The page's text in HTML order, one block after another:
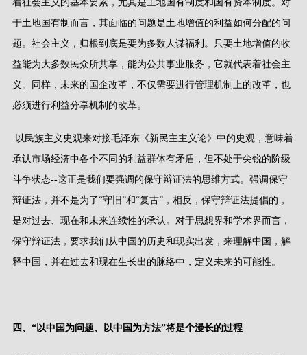
着社会主义的基本要素，尤其是土地国有制度和国有资本制度。对
于土地国有制而言，其面临的问题是土地增值的利益如何分配的问
题。社会主义，归根到底是要为多数人谋福利。只要土地增值的收
益能为大多数民众所共享，能为公共事业服务，它就代表着社会主
义。同样，未来的国企改革，不仅需要进行管理机制上的改革，也
必须进行利益分享机制的改革。
以民族主义史观来对接毛泽东《新民主主义论》中的史观，意味着
承认市场经济中各个不同的利益群体有矛盾，但不处于尖锐的阶级
斗争状态--这正是我们要强调的保守辩证法的思维方式。强调保守
辩证法，并不是为了“守旧”和“复古” ，相反，保守辩证法提倡的，
是对过去、现在和未来连续性的承认。对于思想界和学术界而言，
保守辩证法，要求我们从中国的历史和现实出发，来理解中国，解
释中国，并在过去和现在生长出的脉络中，定义未来的可能性。
四、 “以中国为问题、以中国为方法”将是个漫长的过程